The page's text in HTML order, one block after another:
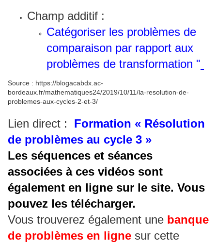
Champ additif :
Catégoriser les problèmes de
comparaison par rapport aux
problèmes de transformation "
Source : https://blogacabdx.ac-
bordeaux.fr/mathematiques24/2019/10/11/la-resolution-de-
problemes-aux-cycles-2-et-3/
Lien direct : Formation « Résolution
de problèmes au cycle 3 »
Les séquences et séances
associées à ces vidéos sont
également en ligne sur le site. Vous
pouvez les télécharger.
Vous trouverez également une banque
de problèmes en ligne sur cette